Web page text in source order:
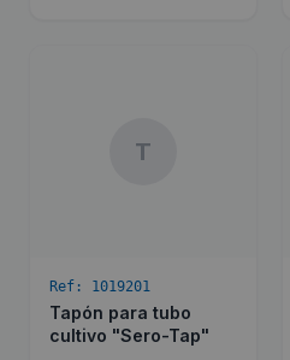
T
Ref: 1019201
Tapón para tubo
cultivo "Sero-Tap"